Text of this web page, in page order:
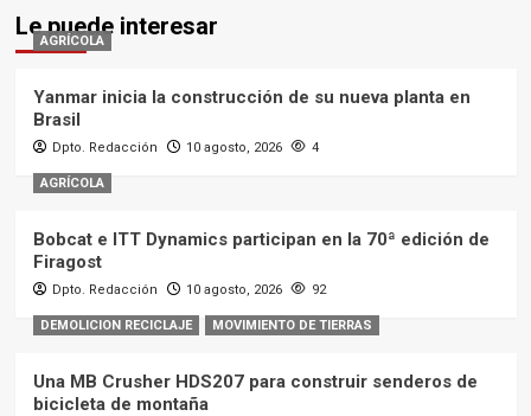
Le puede interesar
AGRÍCOLA
Yanmar inicia la construcción de su nueva planta en
Brasil
Dpto. Redacción 10 agosto, 2026 4
AGRÍCOLA
Bobcat e ITT Dynamics participan en la 70ª edición de
Firagost
Dpto. Redacción 10 agosto, 2026 92
DEMOLICION RECICLAJE MOVIMIENTO DE TIERRAS
Una MB Crusher HDS207 para construir senderos de
bicicleta de montaña